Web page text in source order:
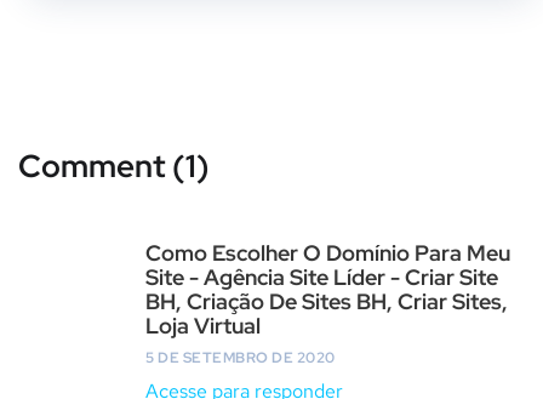
Comment (1)
Como Escolher O Domínio Para Meu
Site - Agência Site Líder - Criar Site
BH, Criação De Sites BH, Criar Sites,
Loja Virtual
5 DE SETEMBRO DE 2020
Acesse para responder